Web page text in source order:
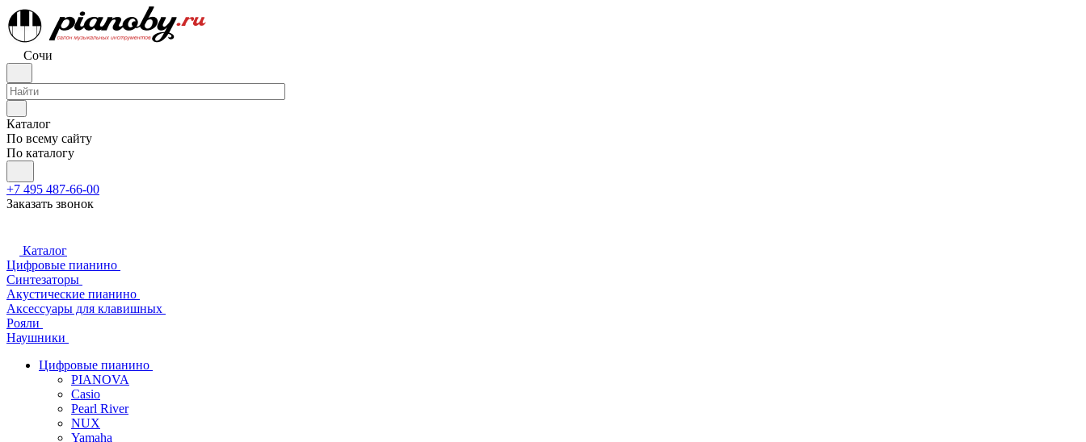
Сочи
Каталог
По всему сайту
По каталогу
+7 495 487-66-00
Заказать звонок
Каталог
Цифровые пианино
Синтезаторы
Акустические пианино
Аксессуары для клавишных
Рояли
Наушники
Цифровые пианино
PIANOVA
Casio
Pearl River
NUX
Yamaha